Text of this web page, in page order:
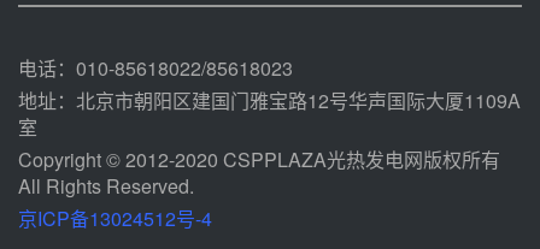
100MW光热项目机组调试及性能
电话：010-85618022/85618023
地址：北京市朝阳区建国门雅宝路12号华声国际大厦1109A
室
Copyright © 2012-2020 CSPPLAZA光热发电网版权所有
All Rights Reserved.
京ICP备13024512号-4